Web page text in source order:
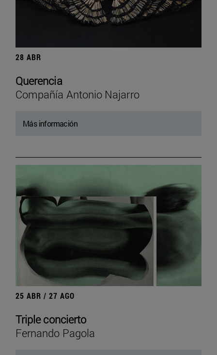
28 ABR
Querencia
Compañía Antonio Najarro
Más información
25 ABR / 27 AGO
Triple concierto
Fernando Pagola